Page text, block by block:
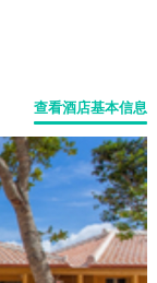
查看酒店基本信息